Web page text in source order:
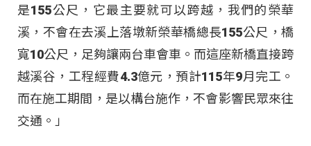
是155公尺，它最主要就可以跨越，我們的榮華
溪，不會在去溪上落墩新榮華橋總長155公尺，橋
寬10公尺，足夠讓兩台車會車。而這座新橋直接跨
越溪谷，工程經費4.3億元，預計115年9月完工。
而在施工期間，是以構台施作，不會影響民眾來往
交通。」